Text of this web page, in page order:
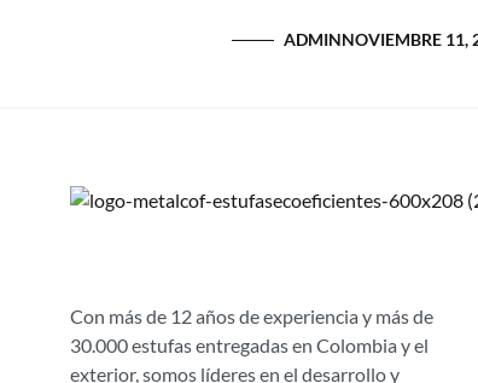
ADMINNOVIEMBRE 11,
Con más de 12 años de experiencia y más de
30.000 estufas entregadas en Colombia y el
exterior, somos líderes en el desarrollo y